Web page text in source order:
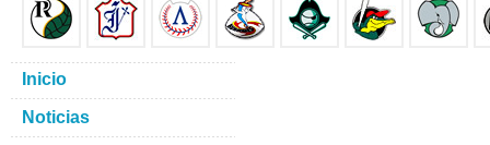
Inicio
Noticias